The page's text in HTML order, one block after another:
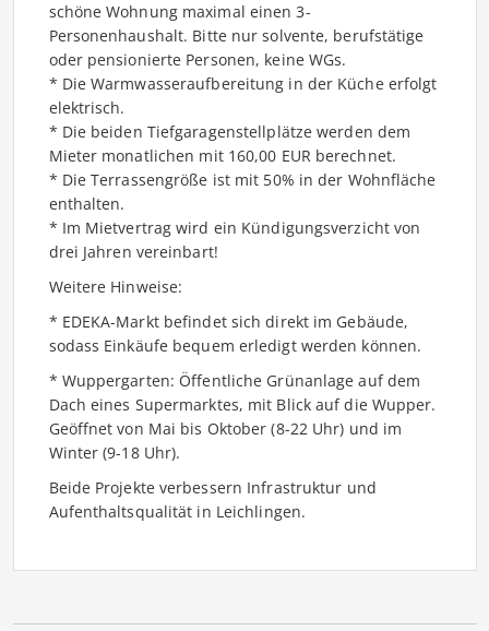
schöne Wohnung maximal einen 3-
Personenhaushalt. Bitte nur solvente, berufstätige
oder pensionierte Personen, keine WGs.
* Die Warmwasseraufbereitung in der Küche erfolgt
elektrisch.
* Die beiden Tiefgaragenstellplätze werden dem
Mieter monatlichen mit 160,00 EUR berechnet.
* Die Terrassengröße ist mit 50% in der Wohnfläche
enthalten.
* Im Mietvertrag wird ein Kündigungsverzicht von
drei Jahren vereinbart!
Weitere Hinweise:
* EDEKA-Markt befindet sich direkt im Gebäude,
sodass Einkäufe bequem erledigt werden können.
* Wuppergarten: Öffentliche Grünanlage auf dem
Dach eines Supermarktes, mit Blick auf die Wupper.
Geöffnet von Mai bis Oktober (8-22 Uhr) und im
Winter (9-18 Uhr).
Beide Projekte verbessern Infrastruktur und
Aufenthaltsqualität in Leichlingen.